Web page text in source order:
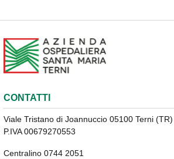
CONTATTI
Viale Tristano di Joannuccio 05100 Terni (TR)
P.IVA 00679270553
Centralino 0744 2051